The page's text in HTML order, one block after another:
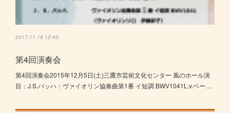
2017.11.18 12:43
第4回演奏会
第4回演奏会2015年12月5日(土)三鷹市芸術文化センター 風のホール演
目：J.S.バッハ：ヴァイオリン協奏曲第1番 イ短調 BWV1041L.v.ベー…